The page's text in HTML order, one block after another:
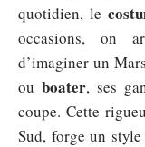
quotidien, le
occasions, on
d’imaginer un
ou boater, ses
coupe. Cette
Sud, forge un